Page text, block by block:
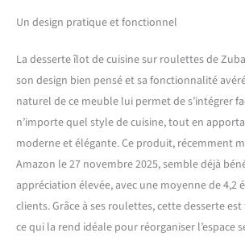
cuisiner,
du produit : L
H 89 cm
rangement
une structure
larges tiroirs
supérieure
accès rapide
ustensiles. En
trouvent deux
spacieuses
étagères
Un design pratique et fonctionnel
La desserte îlot de cuisine sur roulettes de
son design bien pensé et sa fonctionnalité
naturel de ce meuble lui permet de s’intégrer
n’importe quel style de cuisine, tout en
moderne et élégante. Ce produit, récemment
Amazon le 27 novembre 2025, semble déjà
appréciation élevée, avec une moyenne de 4,2
clients. Grâce à ses roulettes, cette desserte
ce qui la rend idéale pour réorganiser l’espace